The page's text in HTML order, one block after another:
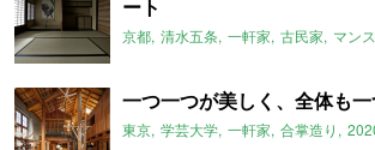
ート
京都 清水五条 一軒家 古民家 マン
一つ一つが美しく、全体も
東京 学芸大学 一軒家 合掌造り